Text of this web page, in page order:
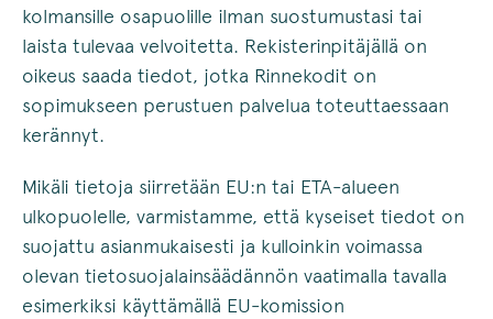
kolmansille osapuolille ilman suostumustasi tai
laista tulevaa velvoitetta. Rekisterinpitäjällä on
oikeus saada tiedot, jotka Rinnekodit on
sopimukseen perustuen palvelua toteuttaessaan
kerännyt.
Mikäli tietoja siirretään EU:n tai ETA-alueen
ulkopuolelle, varmistamme, että kyseiset tiedot on
suojattu asianmukaisesti ja kulloinkin voimassa
olevan tietosuojalainsäädännön vaatimalla tavalla
esimerkiksi käyttämällä EU-komission